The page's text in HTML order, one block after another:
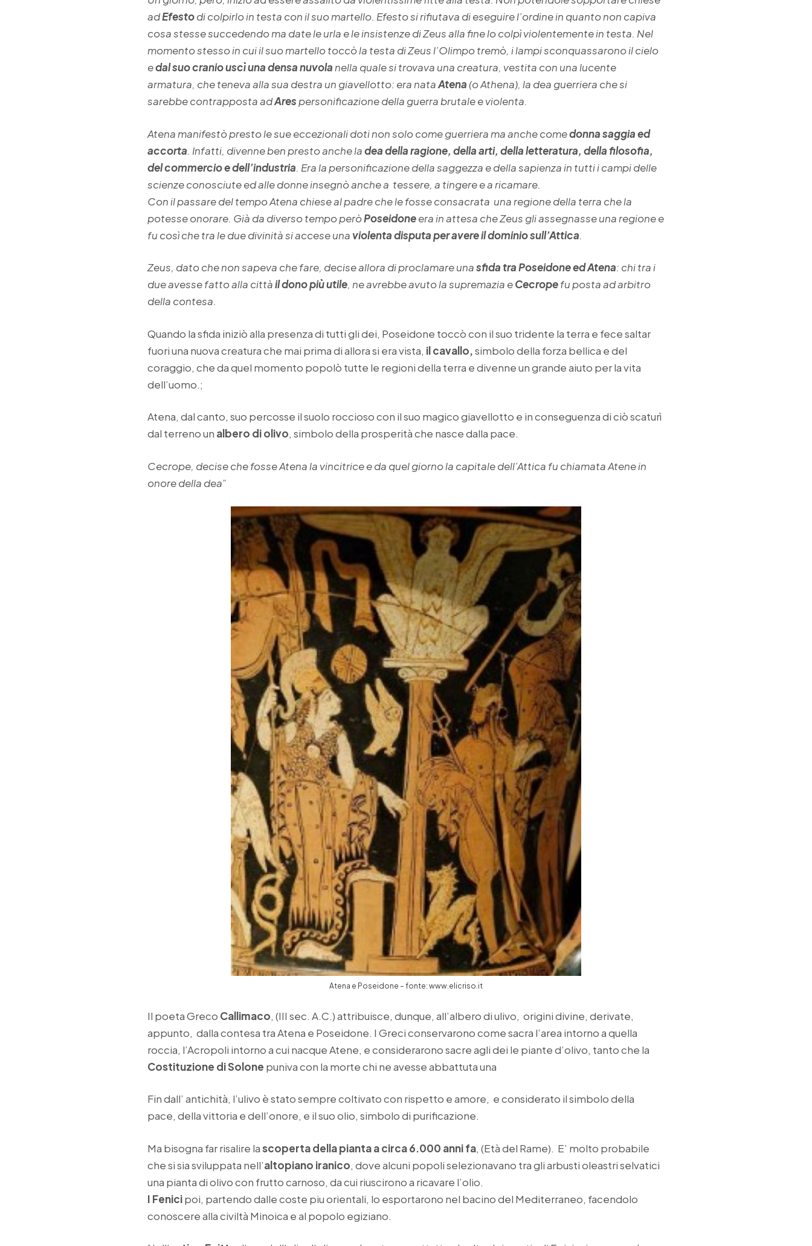
adEfestodi colpirlo in testa con il suo martello. Efesto si rifiutava di eseguire l’ordine in quanto non capiva
cosa stesse succedendo ma date le urla e le insistenze di Zeus alla fine lo colpì violentemente in testa. Nel
momento stesso in cui il suo martello toccò la testa di Zeus l’Olimpo tremò, i lampi sconquassarono il cielo
edal suo cranio uscì una densa nuvola nella quale si trovava una creatura, vestita con una lucente
armatura, che teneva alla sua destra un giavellotto: era nataAtena(o Athena), la dea guerriera che si
sarebbe contrapposta adArespersonificazione della guerra brutale e violenta.
Atena manifestò presto le sue eccezionali doti non solo come guerriera ma anche comedonna saggia ed
accorta. Infatti, divenne ben presto anche ladea della ragione, della arti, della letteratura, della filosofia,
del commercio e dell’industria. Era la personificazione della saggezza e della sapienza in tutti i campi delle
scienze conosciute ed alle donne insegnò anche a tessere, a tingere e a ricamare.
Con il passare del tempo Atena chiese al padre che le fosse consacrata una regione della terra che la
potesse onorare. Già da diverso tempo peròPoseidoneera in attesa che Zeus gli assegnasse una regione e
fu così che tra le due divinità si accese una violenta disputa per avere il dominio sull’Attica.
Zeus, dato che non sapeva che fare, decise allora di proclamare unasfida tra Poseidone ed Atena: chi tra i
due avesse fatto alla cittàil dono più utile, ne avrebbe avuto la supremazia eCecropefu posta ad arbitro
della contesa.
Quando la sfida iniziò alla presenza di tutti gli dei, Poseidone toccò con il suo tridente la terra e fece saltar
fuori una nuova creatura che mai prima di allora si era vista, il cavallo,simbolo della forza bellica e del
coraggio, che da quel momento popolò tutte le regioni della terra e divenne un grande aiuto per la vita
dell’uomo.;
Atena, dal canto, suo percosse il suolo roccioso con il suo magico giavellotto e in conseguenza di ciò scaturì
dal terreno un albero di olivo, simbolo della prosperità che nasce dalla pace.
Cecrope, decise che fosse Atena la vincitrice e da quel giorno la capitale dell’Attica fu chiamata Atene in
onore della dea”
Atena e Poseidone – fonte: www.elicriso.it
Il poeta Greco Callimaco, (III sec. A.C.) attribuisce, dunque, all’albero di ulivo, origini divine, derivate,
appunto, dalla contesa tra Atena e Poseidone. I Greci conservarono come sacra l’area intorno a quella
roccia, l’Acropoli intorno a cui nacque Atene, e considerarono sacre agli dei le piante d’olivo, tanto che la
Costituzione di Solone puniva con la morte chi ne avesse abbattuta una
Fin dall’ antichità, l’ulivo è stato sempre coltivato con rispetto e amore, e considerato il simbolo della
pace, della vittoria e dell’onore, e il suo olio, simbolo di purificazione.
Ma bisogna far risalire lascoperta della pianta a circa 6.000 anni fa, (Età del Rame). E’ molto probabile
che si sia sviluppata nell’altopiano iranico, dove alcuni popoli selezionavano tra gli arbusti oleastri selvatici
una pianta di olivo con frutto carnoso, da cui riuscirono a ricavare l’olio.
I Fenicipoi, partendo dalle coste piu orientali, lo esportarono nel bacino del Mediterraneo, facendolo
conoscere alla civiltà Minoica e al popolo egiziano.